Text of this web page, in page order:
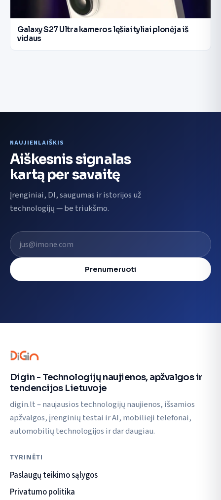
Galaxy S27 Ultra kameros lęšiai tyliai plonėja iš
vidaus
NAUJIENLAIŠKIS
Aiškesnis signalas
kartą per savaitę
Įrenginiai, DI, saugumas ir istorijos už
technologijų — be triukšmo.
El. pašto adresas
Prenumeruoti
Digin - Technologijų naujienos, apžvalgos ir
tendencijos Lietuvoje
digin.lt – naujausios technologijų naujienos, išsamios
apžvalgos, įrenginių testai ir AI, mobilieji telefonai,
automobilių technologijos ir dar daugiau.
TYRINĖTI
Paslaugų teikimo sąlygos
Privatumo politika